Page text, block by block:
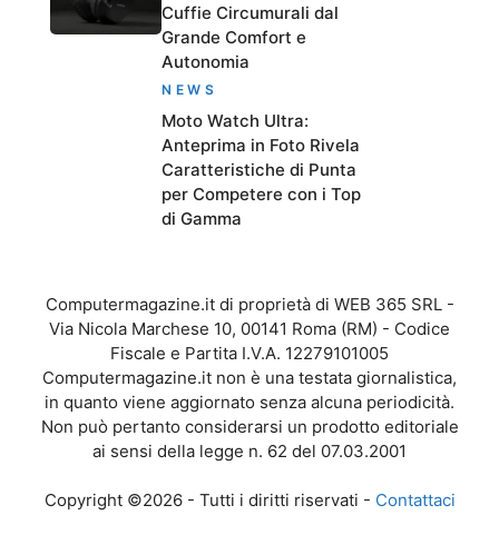
Cuffie Circumurali dal
Grande Comfort e
Autonomia
NEWS
Moto Watch Ultra:
Anteprima in Foto Rivela
Caratteristiche di Punta
per Competere con i Top
di Gamma
Computermagazine.it di proprietà di WEB 365 SRL -
Via Nicola Marchese 10, 00141 Roma (RM) - Codice
Fiscale e Partita I.V.A. 12279101005
Computermagazine.it non è una testata giornalistica,
in quanto viene aggiornato senza alcuna periodicità.
Non può pertanto considerarsi un prodotto editoriale
ai sensi della legge n. 62 del 07.03.2001
Copyright ©2026 - Tutti i diritti riservati - Contattaci